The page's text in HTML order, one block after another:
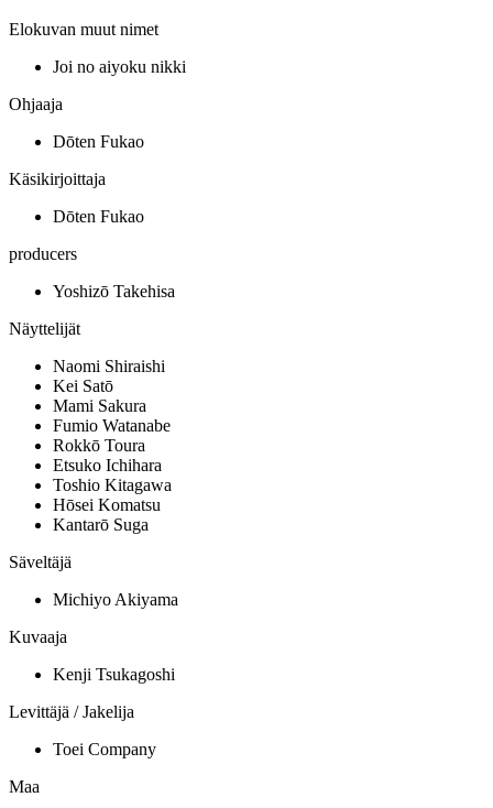
Elokuvan muut nimet
Joi no aiyoku nikki
Ohjaaja
Dōten Fukao
Käsikirjoittaja
Dōten Fukao
producers
Yoshizō Takehisa
Näyttelijät
Naomi Shiraishi
Kei Satō
Mami Sakura
Fumio Watanabe
Rokkō Toura
Etsuko Ichihara
Toshio Kitagawa
Hōsei Komatsu
Kantarō Suga
Säveltäjä
Michiyo Akiyama
Kuvaaja
Kenji Tsukagoshi
Levittäjä / Jakelija
Toei Company
Maa